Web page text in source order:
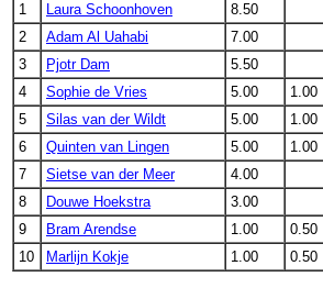
1
Laura Schoonhoven 8.50
2
Adam Al Uahabi 7.00
3
Pjotr Dam 5.50
4
Sophie de Vries 5.00 1.00
5
Silas van der Wildt 5.00 1.00
6
Quinten van Lingen 5.00 1.00
7
Sietse van der Meer 4.00
8
Douwe Hoekstra 3.00
9
Bram Arendse 1.00 0.50
10
Marlijn Kokje 1.00 0.50